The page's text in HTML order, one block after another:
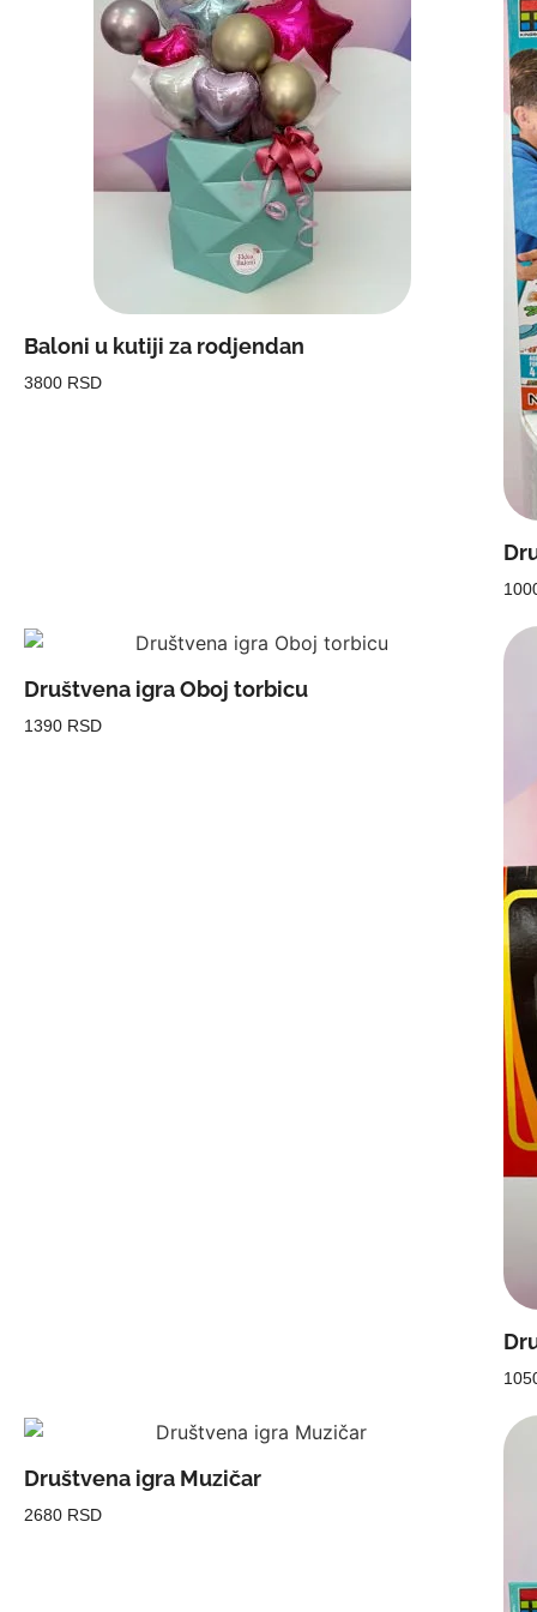
Baloni u kutiji za rodjendan
3800 RSD
Društvena igra Oboj torbicu
1390 RSD
Društvena igra Muzičar
2680 RSD